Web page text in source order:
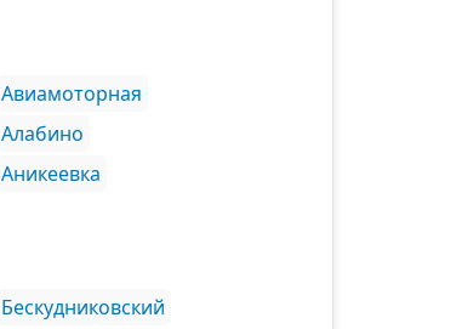
Авиамоторная
Алабино
Аникеевка
Бескудниковский